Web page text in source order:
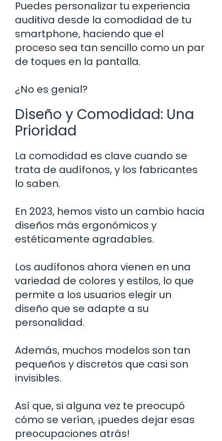
Puedes personalizar tu experiencia
auditiva desde la comodidad de tu
smartphone, haciendo que el
proceso sea tan sencillo como un par
de toques en la pantalla.
¿No es genial?
Diseño y Comodidad: Una
Prioridad
La comodidad es clave cuando se
trata de audífonos, y los fabricantes
lo saben.
En 2023, hemos visto un cambio hacia
diseños más ergonómicos y
estéticamente agradables.
Los audífonos ahora vienen en una
variedad de colores y estilos, lo que
permite a los usuarios elegir un
diseño que se adapte a su
personalidad.
Además, muchos modelos son tan
pequeños y discretos que casi son
invisibles.
Así que, si alguna vez te preocupó
cómo se verían, ¡puedes dejar esas
preocupaciones atrás!